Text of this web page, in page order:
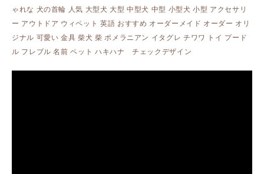
ゃれな 犬の首輪 人気 大型犬 大型 中型犬 中型 小型犬 小型 アクセサリ
ー アウトドア ウィペット 英語 おすすめ オーダーメイド オーダー オリ
ジナル 可愛い 金具 柴犬 柴 ポメラニアン イタグレ チワワ トイ プード
ル フレブル 名前 ペット ハキハナ チェックデザイン